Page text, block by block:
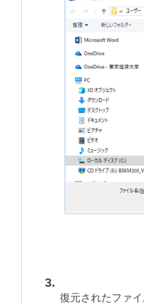
復元されたファ